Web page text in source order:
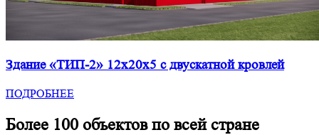
Здание «ТИП-2» 12x20x5 с двускатной кровлей
ПОДРОБНЕЕ
Более 100 объектов по всей стране